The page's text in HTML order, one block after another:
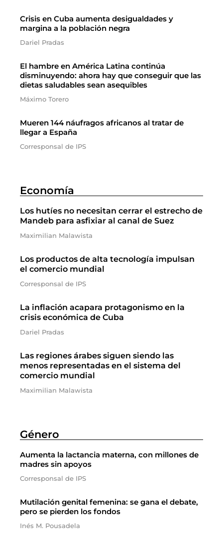
Crisis en Cuba aumenta desigualdades y
margina a la población negra
Dariel Pradas
El hambre en América Latina continúa
disminuyendo: ahora hay que conseguir que las
dietas saludables sean asequibles
Máximo Torero
Mueren 144 náufragos africanos al tratar de
llegar a España
Corresponsal de IPS
Economía
Los hutíes no necesitan cerrar el estrecho de
Mandeb para asfixiar al canal de Suez
Maximilian Malawista
Los productos de alta tecnología impulsan
el comercio mundial
Corresponsal de IPS
La inflación acapara protagonismo en la
crisis económica de Cuba
Dariel Pradas
Las regiones árabes siguen siendo las
menos representadas en el sistema del
comercio mundial
Maximilian Malawista
Género
Aumenta la lactancia materna, con millones de
madres sin apoyos
Corresponsal de IPS
Mutilación genital femenina: se gana el debate,
pero se pierden los fondos
Inés M. Pousadela